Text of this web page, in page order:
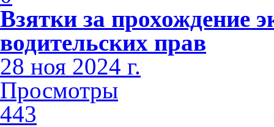
Взятки за прохождение
водительских прав
28 ноя 2024 г.
Просмотры
443